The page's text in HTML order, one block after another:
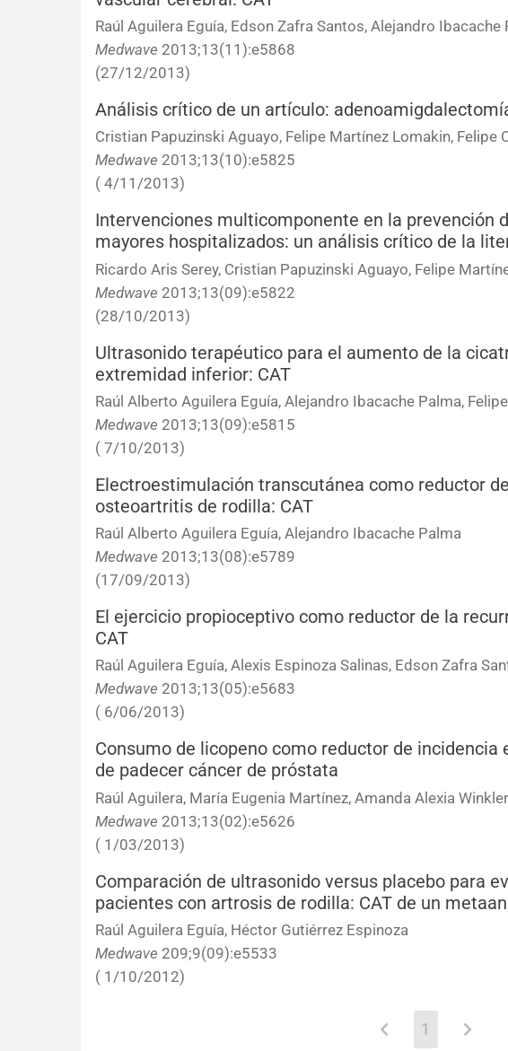
Raúl Aguilera Eguía, Edson Zafra Santos, Alejandro Ibacache
Medwave 2013;13(11):e5868
(27/12/2013)
Análisis crítico de un artículo:
Cristian Papuzinski Aguayo, Felipe Martínez Lomakin, Felipe
Medwave 2013;13(10):e5825
( 4/11/2013)
Intervenciones multicomponente en la prevención
mayores hospitalizados: un análisis crítico de la
Ricardo Aris Serey, Cristian Papuzinski Aguayo, Felipe
Medwave 2013;13(09):e5822
(28/10/2013)
Ultrasonido terapéutico para el aumento de la
extremidad inferior: CAT
Raúl Alberto Aguilera Eguía, Alejandro Ibacache Palma,
Medwave 2013;13(09):e5815
( 7/10/2013)
Electroestimulación transcutánea como reductor
osteoartritis de rodilla: CAT
Raúl Alberto Aguilera Eguía, Alejandro Ibacache Palma
Medwave 2013;13(08):e5789
(17/09/2013)
El ejercicio propioceptivo como reductor de la
CAT
Raúl Aguilera Eguía, Alexis Espinoza Salinas, Edson Zafra
Medwave 2013;13(05):e5683
( 6/06/2013)
Consumo de licopeno como reductor de incidencia
de padecer cáncer de próstata
Raúl Aguilera, María Eugenia Martínez, Amanda Alexia Winkler
Medwave 2013;13(02):e5626
( 1/03/2013)
Comparación de ultrasonido versus placebo para
pacientes con artrosis de rodilla: CAT de un
Raúl Aguilera Eguía, Héctor Gutiérrez Espinoza
Medwave 209;9(09):e5533
( 1/10/2012)
1